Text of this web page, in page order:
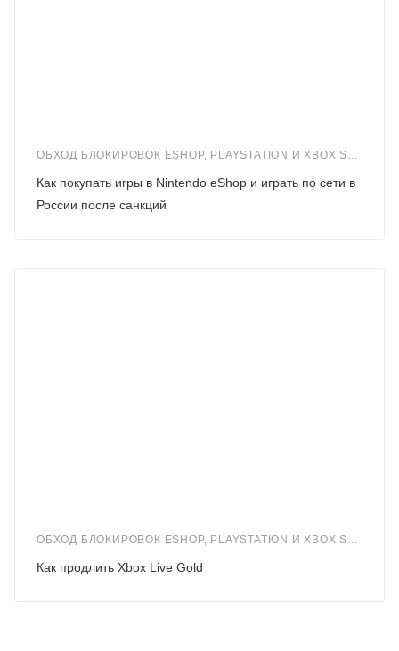
ОБХОД БЛОКИРОВОК ESHOP, PLAYSTATION И XBOX STORE В ПЕРИОД САНКЦИЙ
Как покупать игры в Nintendo eShop и играть по сети в
России после санкций
Как продлить Xbox Live Gold